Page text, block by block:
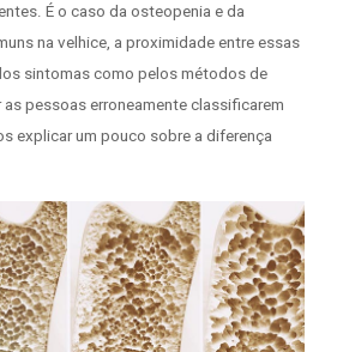
É o caso da osteopenia e da
na velhice, a proximidade entre essas
sintomas como pelos métodos de
pessoas erroneamente classificarem
explicar um pouco sobre a diferença